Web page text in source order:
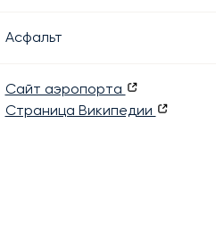
Асфальт
Сайт аэропорта
Страница Википедии